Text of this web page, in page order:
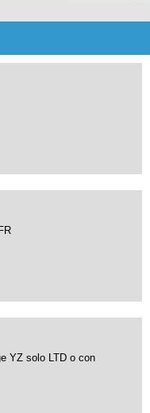
YZ solo LTD o con